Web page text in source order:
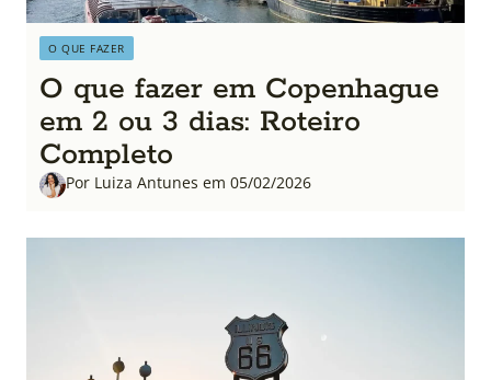
O QUE FAZER
O que fazer em Copenhague
em 2 ou 3 dias: Roteiro
Completo
Por Luiza Antunes em 05/02/2026